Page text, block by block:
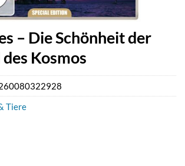
– Die Schönheit der
Kosmos
Tiere